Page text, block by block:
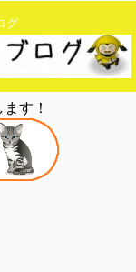
グ
す！